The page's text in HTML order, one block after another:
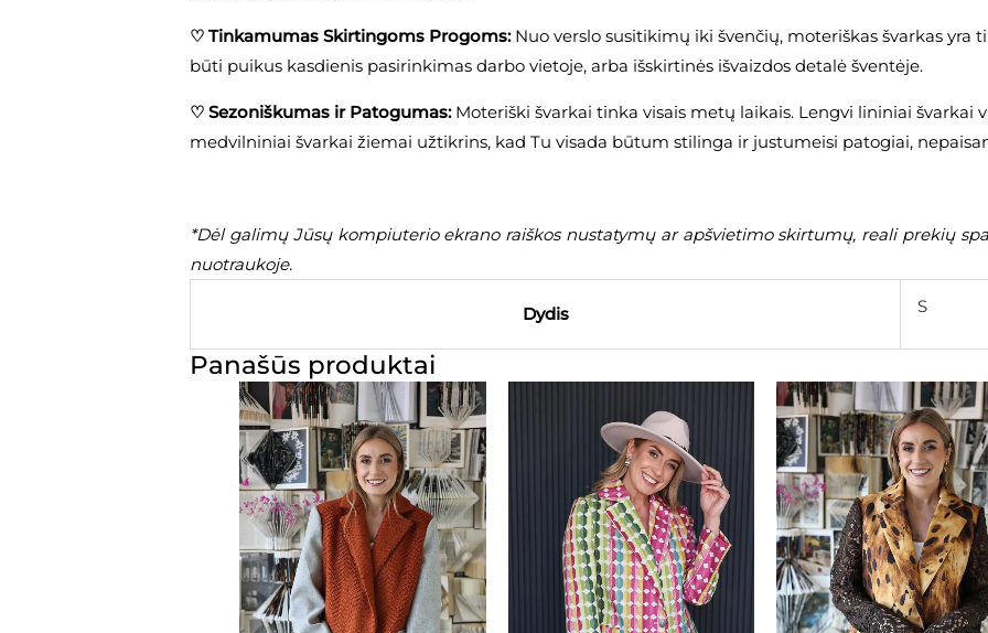
♡ Tinkamumas Skirtingoms Progoms: Nuo verslo susitikimų iki švenčių, moteriškas švarkas yra
būti puikus kasdienis pasirinkimas darbo vietoje, arba išskirtinės išvaizdos detalė šventėje.
♡ Sezoniškumas ir Patogumas: Moteriški švarkai tinka visais metų laikais. Lengvi lininiai švarkai
medvilniniai švarkai žiemai užtikrins, kad Tu visada būtum stilinga ir justumeisi patogiai,
*Dėl galimų Jūsų kompiuterio ekrano raiškos nustatymų ar apšvietimo skirtumų, reali prekių
nuotraukoje.
Dydis S
Panašūs produktai